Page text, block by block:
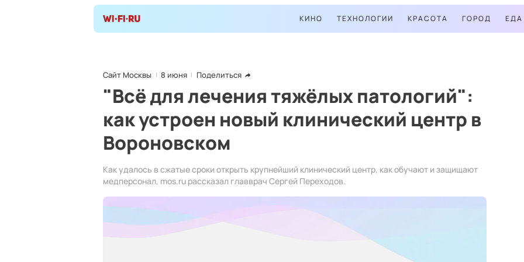
КИНО ТЕХНОЛОГИИ КРАСОТА ГОРОД ЕДА
Сайт Москвы 8 июня Поделиться
"Всё для лечения тяжёлых патологий":
как устроен новый клинический центр в
Вороновском
Как удалось в сжатые сроки открыть крупнейший клинический центр, как обучают и защищают
медперсонал, mos.ru рассказал главврач Сергей Переходов.